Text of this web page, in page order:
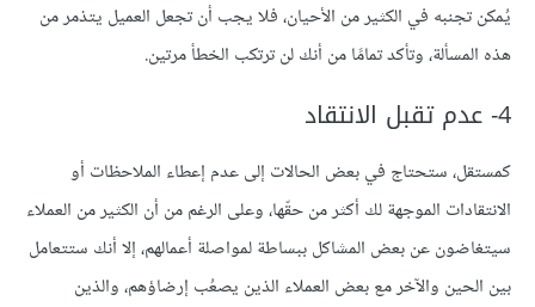
يُمكن تجنبه في الكثير من الأحيان، فلا يجب أن تجعل العميل يتذمر من
هذه المسألة، وتأكد تمامًا من أنك لن ترتكب الخطأ مرتين.
4- عدم تقبل الانتقاد
كمستقل، ستحتاج في بعض الحالات إلى عدم إعطاء الملاحظات أو
الانتقادات الموجهة لك أكثر من حقّها، وعلى الرغم من أن الكثير من العملاء
سيتغاضون عن بعض المشاكل ببساطة لمواصلة أعمالهم، إلا أنك ستتعامل
بين الحين والآخر مع بعض العملاء الذين يصعُب إرضاؤهم، والذين